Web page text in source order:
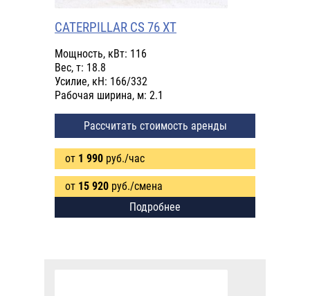
CATERPILLAR CS 76 XT
Мощность, кВт: 116
Вес, т: 18.8
Усилие, кН: 166/332
Рабочая ширина, м: 2.1
Рассчитать стоимость аренды
от 1 990 руб./час
от 15 920 руб./смена
Подробнее